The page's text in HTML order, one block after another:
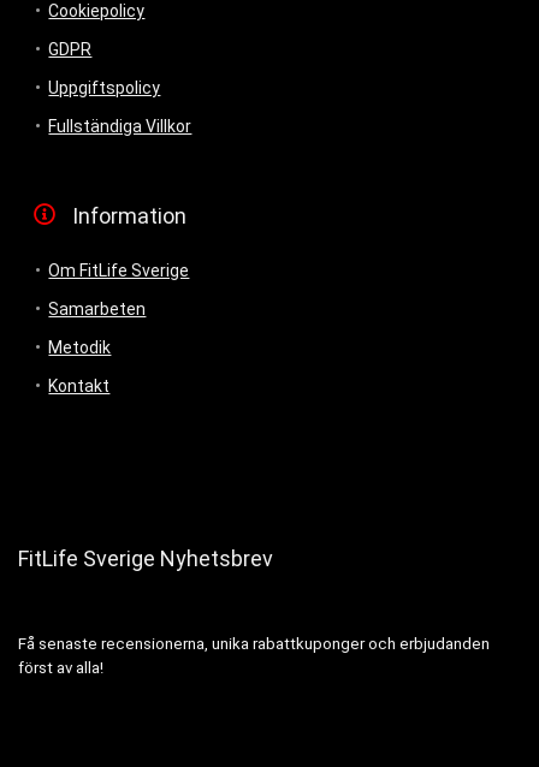
Cookiepolicy
GDPR
Uppgiftspolicy
Fullständiga Villkor
Information
Om FitLife Sverige
Samarbeten
Metodik
Kontakt
FitLife Sverige Nyhetsbrev
Få senaste recensionerna, unika rabattkuponger och erbjudanden
först av alla!